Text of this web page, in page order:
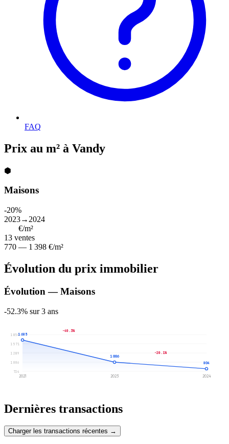
FAQ
Prix au m² à Vandy
⬢
Maisons
-20%
2023→2024
€/m²
13 ventes
770 — 1 398 €/m²
Évolution du prix immobilier
Évolution — Maisons
-52.3% sur 3 ans
724
1 006
1 289
1 571
1 8541 685
2021
1 006
2023
804
2024
-40.3%
-20.1%
Dernières transactions
Charger les transactions récentes →